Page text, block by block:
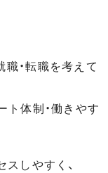
・転職を考えて
ト体制・働きやす
しやすく、